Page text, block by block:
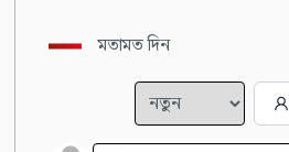
মতামত দিন